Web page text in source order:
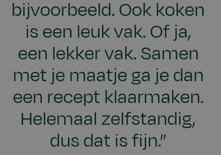
bijvoorbeeld. Ook koken
is een leuk vak. Of ja,
een lekker vak. Samen
met je maatje ga je dan
een recept klaarmaken.
Helemaal zelfstandig,
dus dat is fijn.”